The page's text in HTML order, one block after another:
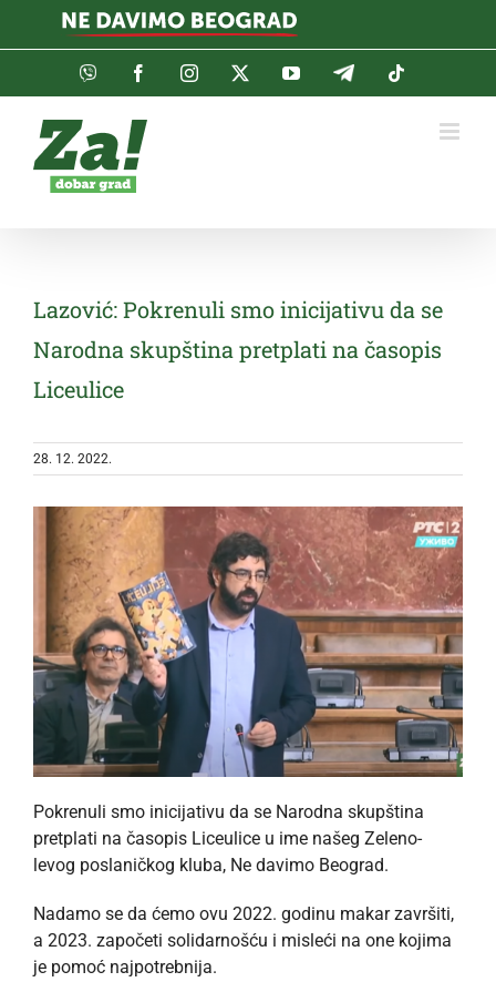
Viber FacebookInstagramTwitterYouTubeTelegram
Lazović: Pokrenuli smo inicijativu da se
Narodna skupština pretplati na časopis
Liceulice
28. 12. 2022.
Pokrenuli smo inicijativu da se Narodna skupština
pretplati na časopis Liceulice u ime našeg Zeleno-
levog poslaničkog kluba, Ne davimo Beograd.
Nadamo se da ćemo ovu 2022. godinu makar završiti,
a 2023. započeti solidarnošću i misleći na one kojima
je pomoć najpotrebnija.